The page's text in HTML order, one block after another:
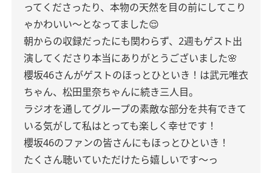
ってくださったり、本物の天然を目の前にしてこり
ゃかわいい〜となってました😌
朝からの収録だったにも関わらず、2週もゲスト出
演してくださり本当にありがとうございました🌸
櫻坂46さんがゲストのほっとひといき！は武元唯衣
ちゃん、松田里奈ちゃんに続き三人目。
ラジオを通してグループの素敵な部分を共有できて
いる気がして私はとっても楽しく幸せです！
櫻坂46のファンの皆さんにもほっとひといき！
たくさん聴いていただけたら嬉しいです〜っ